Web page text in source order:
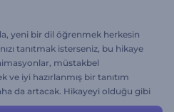
yeni bir dil öğrenmek herkesin
tanıtmak isterseniz, bu hikaye
müstakbel
iyi hazırlanmış bir tanıtım
da artacak. Hikayeyi olduğu gibi
biraz değiştirerek etkileyici